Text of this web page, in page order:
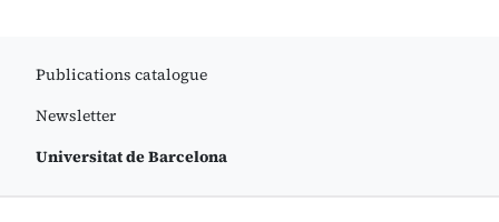
Publications catalogue
Newsletter
Universitat de Barcelona